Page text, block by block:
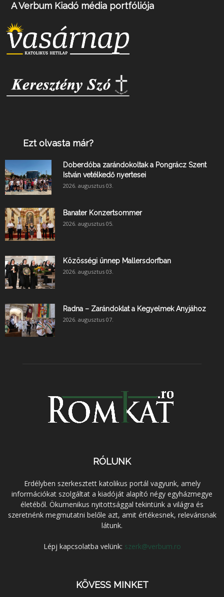
A Verbum Kiadó média portfóliója
Ezt olvasta már?
Doberdóba zarándokoltak a Pongrácz Szent
István vetélkedő nyertesei
2026. augusztus 03.
Banater Konzertsommer
2026. augusztus 05.
Közösségi ünnep Mallersdorfban
2026. augusztus 03.
Radna – Zarándoklat a Kegyelmek Anyjához
2026. augusztus 07.
RÓLUNK
Erdélyben szerkesztett katolikus portál vagyunk, amely
információkat szolgáltat a kiadóját alapító négy egyházmegye
életéből. Ökumenikus nyitottsággal tekintünk a világra és
szeretnénk megmutatni belőle azt, amit értékesnek, relevánsnak
látunk.
Lépj kapcsolatba velünk: szerk@verbum.ro
KÖVESS MINKET